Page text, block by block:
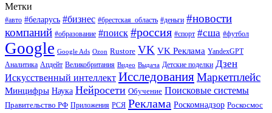
Метки
#авто #беларусь #бизнес #брестская_область #деньги #новости
компаний #образование #поиск #россия #спорт #сша #футбол
Google Google Ads Ozon Rustore VK VK Реклама YandexGPT
Аналитика Апдейт Великобритания Видео Выдача Детские поделки Дзен
Искусственный интеллект ИсследованияМаркетплейс
Минцифры Наука Нейросети Обучение Поисковые системы
Правительство РФ Приложения РСЯ Реклама Роскомнадзор Роскосмос